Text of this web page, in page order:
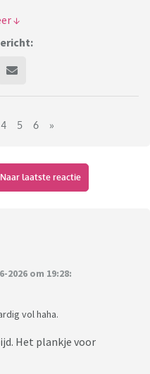
altijd iets lekkers mee
hadden leren kennen.
of een blik limonadesiroop
mee.
"dwarsliggers"
op de plaats, zodat ik
ik een hoekje in de
zonder gezien te worden
Kan vanalles zijn, van
voor de reisdag tot
wil varen. Brand maar
4 5 6 »
Naar laatste reactie
om 19:28:
vol haha.
Het plankje voor